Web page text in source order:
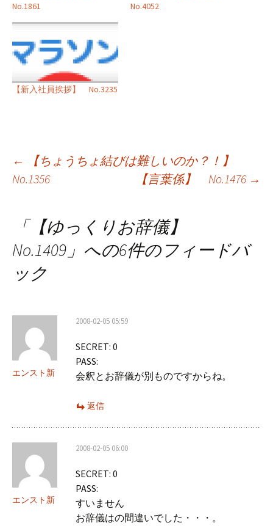
No.1861
No.4052
【新入社員挨拶】 No.3235
投
稿
ゲ
ー
←
【ちょうちょ結びは難しいのか？！】
No.1356
【言葉係】 No.1476 →
「【ゆっくりお辞儀】
No.1409 」への6件のフィードバ
ック
エンスト新
2008-02-05 05:59
SECRET: 0
PASS:
会釈とお辞儀が別ものですからね。
返信
エンスト新
2008-02-05 06:00
SECRET: 0
PASS:
すいません
お辞儀はの間違いでした・・・。